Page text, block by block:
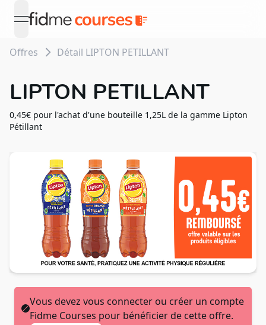
open navigation menu
Offres Détail LIPTON PETILLANT
LIPTON PETILLANT
0,45€ pour l'achat d'une bouteille 1,25L de la gamme Lipton
Pétillant
Vous devez vous connecter ou créer un compte
Fidme Courses pour bénéficier de cette offre.